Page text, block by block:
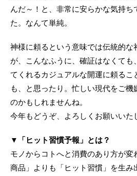
んだ～！と、非常に安らかな気持ち
た。なんて単純。
神様に頼るという意味では伝統的な
が、こんなふうに、確証はなくても
てくれるカジュアルな開運に頼るこ
も、と思ったり。忙しい現代をご機
のかもしれませんね。
今年もどうぞ、よろしくお願いいた
▼「ヒット習慣予報」とは？
モノからコトへと消費のあり方が変
商品」よりも「ヒット習慣」を生み